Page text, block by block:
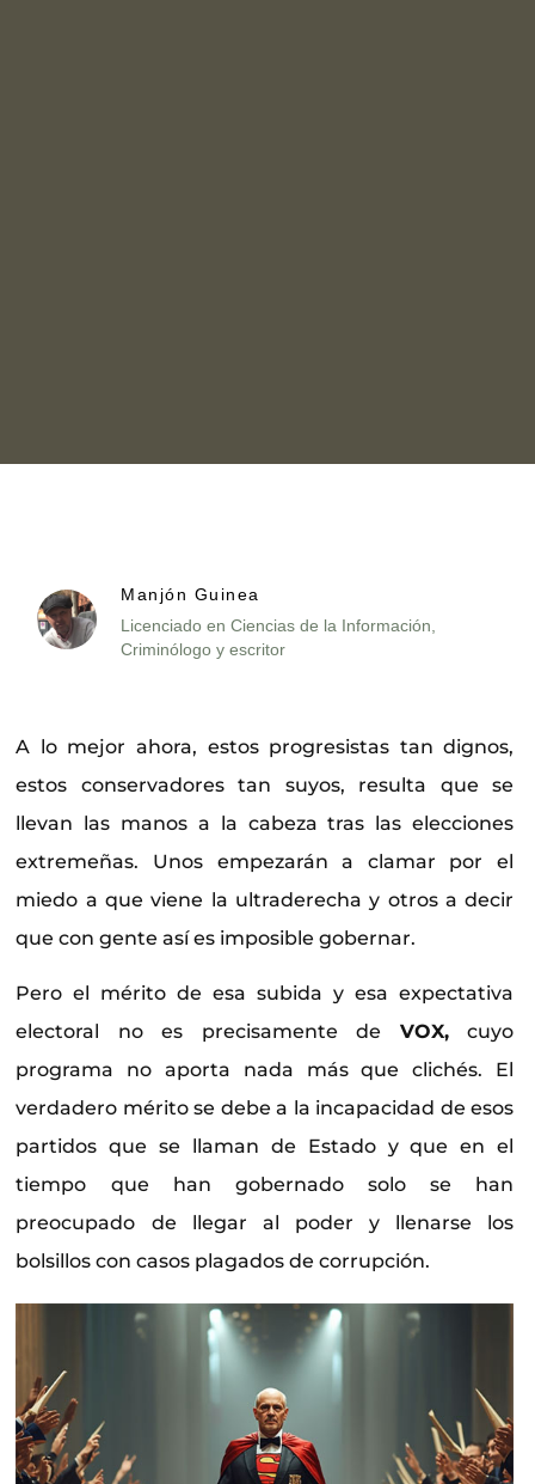
Manjón Guinea
Licenciado en Ciencias de la Información,
Criminólogo y escritor
A lo mejor ahora, estos progresistas tan dignos,
estos conservadores tan suyos, resulta que se
llevan las manos a la cabeza tras las elecciones
extremeñas. Unos empezarán a clamar por el
miedo a que viene la ultraderecha y otros a decir
que con gente así es imposible gobernar.
Pero el mérito de esa subida y esa expectativa
electoral no es precisamente de VOX,cuyo
programa no aporta nada más que clichés. El
verdadero mérito se debe a la incapacidad de esos
partidos que se llaman de Estado y que en el
tiempo que han gobernado solo se han
preocupado de llegar al poder y llenarse los
bolsillos con casos plagados de corrupción.